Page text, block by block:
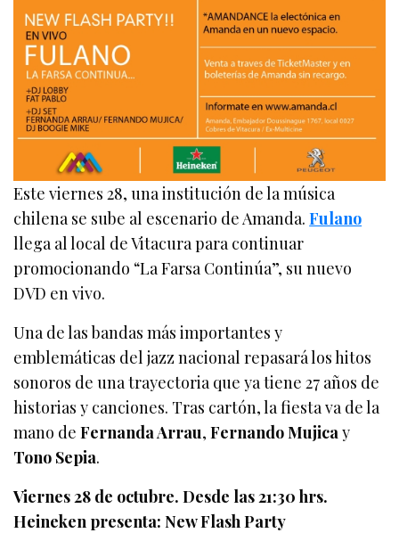
Este viernes 28, una institución de la música
chilena se sube al escenario de Amanda.Fulano
llega al local de Vitacura para continuar
promocionando “La Farsa Continúa”, su nuevo
DVD en vivo.
Una de las bandas más importantes y
emblemáticas del jazz nacional repasará los hitos
sonoros de una trayectoria que ya tiene 27 años de
historias y canciones. Tras cartón, la fiesta va de la
mano deFernanda Arrau,Fernando Mujicay
Tono Sepia.
Viernes 28 de octubre. Desde las 21:30 hrs.
Heineken presenta: New Flash Party